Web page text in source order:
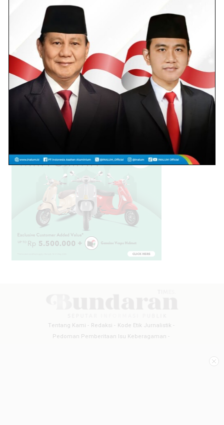
Polisi Tangkap Pria Asal Desa
Pahlawan, ini penyebabnya!
1.1k views
Oky Iqbal Diganti, Prabowo
Tunjuk Syafrizal Pimpin
Gerindra Batu Bara
1.1k views
Tentang Kami Redaksi
Kode Etik Jurnalistik
Pedoman Pemberitaan Isu Keberagaman